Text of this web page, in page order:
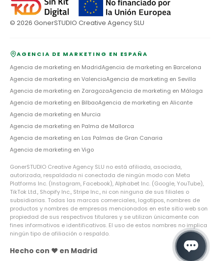
© 2026 GonerSTUDIO Creative Agency SLU
AGENCIA DE MARKETING EN ESPAÑA
Agencia de marketing en MadridAgencia de marketing en Barcelona
Agencia de marketing en ValenciaAgencia de marketing en Sevilla
Agencia de marketing en ZaragozaAgencia de marketing en Málaga
Agencia de marketing en BilbaoAgencia de marketing en Alicante
Agencia de marketing en Murcia
Agencia de marketing en Palma de Mallorca
Agencia de marketing en Las Palmas de Gran Canaria
Agencia de marketing en Vigo
GonerSTUDIO Creative Agency SLU no está afiliada, asociada,
autorizada, respaldada ni conectada de ningún modo con Meta
Platforms Inc. (Instagram, Facebook), Alphabet Inc. (Google, YouTube),
TikTok Ltd., Shopify Inc., Stripe Inc., ni con ninguna de sus filiales o
subsidiarias. Todas las marcas comerciales, logotipos, nombres de
productos y nombres de empresas mencionados en este sitio web son
propiedad de sus respectivos titulares y se utilizan únicamente con
fines informativos e identificativos. El uso de estos nombres no implica
ningún tipo de afiliación o respaldo.
Hecho con ❤️ en Madrid